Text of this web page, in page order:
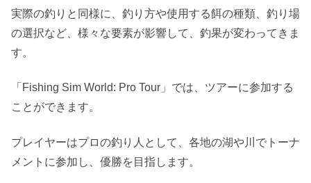
実際の釣りと同様に、釣り方や使用する餌の種類、釣り場
の選択など、様々な要素が影響して、釣果が変わってきま
す。
「Fishing Sim World: Pro Tour」では、ツアーに参加する
ことができます。
プレイヤーはプロの釣り人として、各地の湖や川でトーナ
メントに参加し、優勝を目指します。